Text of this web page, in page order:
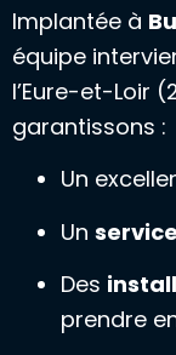
Implantée à
équipe
l’Eure-et-Loir
garantissons :
Un
Un
Des
prendre